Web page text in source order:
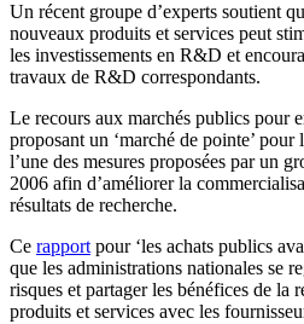
Un récent groupe d’experts soutient
nouveaux produits et services peut
les investissements en R&D et
travaux de R&D correspondants.
Le recours aux marchés publics pour
proposant un ‘marché de pointe’
l’une des mesures proposées par un
2006 afin d’améliorer la
résultats de recherche.
Ce rapport pour ‘les achats publics
que les administrations nationales se
risques et partager les bénéfices de la
produits et services avec les